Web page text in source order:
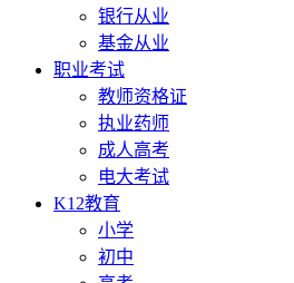
银行从业
基金从业
职业考试
教师资格证
执业药师
成人高考
电大考试
K12教育
小学
初中